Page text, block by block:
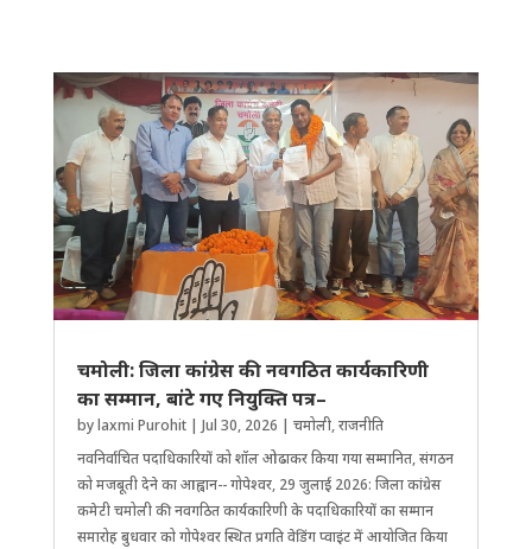
चमोली: जिला कांग्रेस की नवगठित कार्यकारिणी
का सम्मान, बांटे गए नियुक्ति पत्र–
bylaxmi Purohit| Jul 30, 2026 | चमोली,राजनीति
नवनिर्वाचित पदा​धिकारियों को शॉल ओढाकर किया गया सम्मानित, संगठन
को मजबूती देने का आह्वान-- गोपेश्वर, 29 जुलाई 2026: जिला कांग्रेस
कमेटी चमोली की नवगठित कार्यकारिणी के पदाधिकारियों का सम्मान
समारोह बुधवार को गोपेश्वर स्थित प्रगति वेडिंग प्वाइंट में आयोजित किया